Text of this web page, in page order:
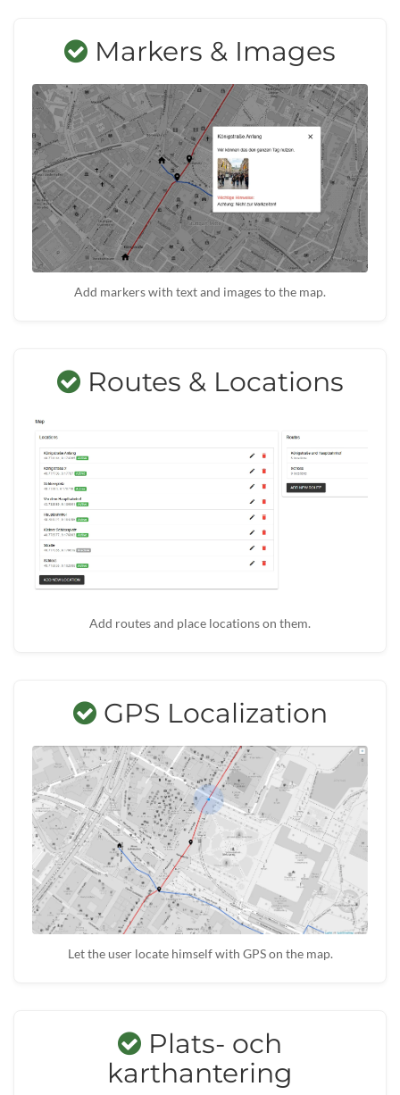
Markers & Images
Add markers with text and images to the map.
Routes & Locations
Add routes and place locations on them.
GPS Localization
Let the user locate himself with GPS on the map.
Plats- och
karthantering